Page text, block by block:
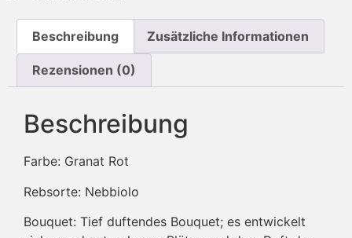
Beschreibung Zusätzliche Informationen
Rezensionen (0)
Beschreibung
Farbe: Granat Rot
Rebsorte: Nebbiolo
Bouquet: Tief duftendes Bouquet; es entwickelt